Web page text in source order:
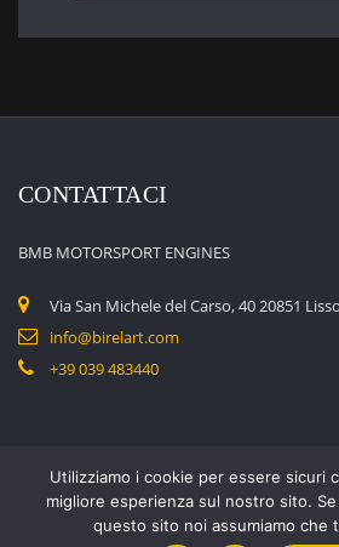
CONTATTACI
BMB MOTORSPORT ENGINES
Via San Michele del Carso, 40 20851
info@birelart.com
+39 039 483440
Utilizziamo i cookie per essere sicuri
migliore esperienza sul nostro sito.
questo sito noi assumiamo che